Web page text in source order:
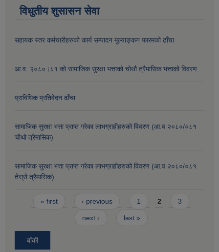
विधुतीय शुसासन सेवा
सहायक स्तर कर्मचारीहरुको कार्य सम्पादन मूल्याङ्कन फारमको ढाँचा
आ.व. २०८०।८१ को सामाजिक सुरक्षा भत्ताको चोथौ त्रैमासिक भत्ताको विवरण
प्राविधिक प्रतिवेदन ढाँचा
सामाजिक सुरक्षा भत्ता प्राप्त गरेका लाभग्राहीहरुको विवरण (आ.व २०८०/०८१
चौथो त्रैमासिक)
सामाजिक सुरक्षा भत्ता प्राप्त गरेका लाभग्राहीहरुको विवरण (आ.व २०८०/०८१
तेस्रो त्रैमासिक)
Pages
« first ‹ previous 1 2 3
next › last »
बाँकी